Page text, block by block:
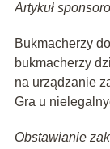
Artykuł
Bukmacherzy
bukmacherzy
na urządzanie
Gra u
Obstawianie